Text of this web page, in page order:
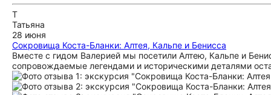
Т
Татьяна
28 июня
Сокровища Коста-Бланки: Алтея, Кальпе и Бенисса
Вместе с гидом Валерией мы посетили Алтею, Кальпе и
сопровождаемые легендами и историческими деталями